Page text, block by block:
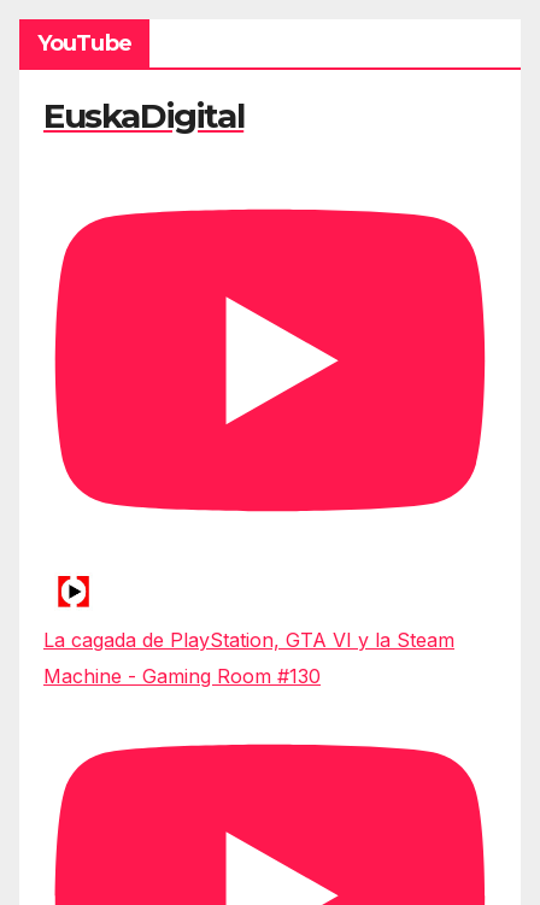
YouTube
EuskaDigital
La cagada de PlayStation, GTA VI y la Steam
Machine - Gaming Room #130